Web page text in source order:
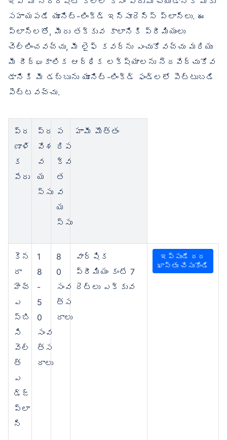
సహాయపడే యూనిట్-లింక్డ్ ఇన్సూరెన్స్ ప్లాన్‌లు. ఈ
ప్లాన్‌లతో, మీరు తక్కువ కాలానికి ప్రీమియంలు
చెల్లించవచ్చు, మీ లైఫ్ కవర్‌ను ఎంచుకోవచ్చు మరియు
మీ దీర్ఘకాలిక ఆర్థిక లక్ష్యాలను నెరవేర్చుకోవ
డానికి మీ డబ్బును యూనిట్-లింక్డ్ ఫండ్‌లలో పెట్టుబడి
పెట్టవచ్చు.
ప్ర
ణాళి
క
పేరు
ప్ర
వేశ
వ
య
స్సు
ప
రిప
క్వ
త
వ
య
స్సు
హామీ మొత్తం
కెన
రా
హెచ్‌
ఎ
స్‌బి
సి
వెల్
త్
ఎ
డ్జ్
ప్లా
న్
1
8
-
5
0
సంవ
త్స
రాలు
8
0
సంవ
త్స
రాలు
వార్షిక
ప్రీమియం కంటే 7
రెట్లు ఎక్కువ
ఇప్పుడే దర
ఖాస్తు చేసుకోండి